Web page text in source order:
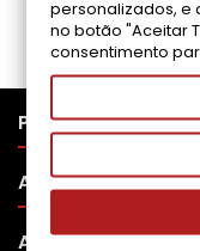
PRODUTOS
APOIO AO CLIENTE
A SUA CONTA
personalizados, e
no botão "Aceitar
consentimento